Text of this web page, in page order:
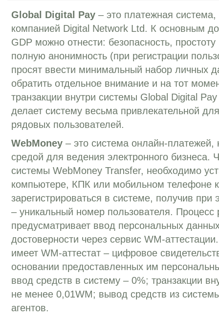
Global Digital Pay – это платежная
компанией Digital Network Ltd. К основным
GDP можно отнести: безопасность,
полную анонимность (при регистрации
просят ввести минимальный набор личных
обратить отдельное внимание и на тот
транзакции внутри системы Global Digital
делает систему весьма привлекательной
рядовых пользователей.
WebMoney – это система онлайн-платежей,
средой для ведения электронного бизнеса.
системы WebMoney Transfer, необходимо
компьютере, КПК или мобильном телефоне
зарегистрироваться в системе, получив
– уникальный номер пользователя. Процесс
предусматривает ввод персональных
достоверности через сервис WM-
имеет WM-аттестат – цифровое
основании предоставленных им
ввод средств в систему – 0%; транзакции
не менее 0,01WM; вывод средств из
агентов.